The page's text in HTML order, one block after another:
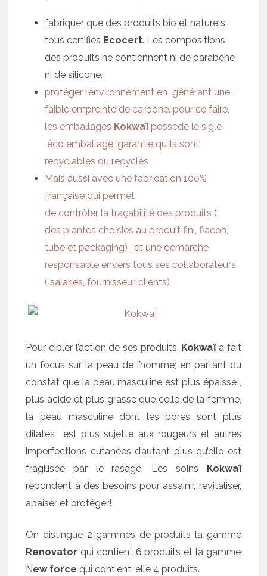
fabriquer que des produits bio et naturels,
tous certifiés Ecocert. Les compositions
des produits ne contiennent ni de parabène
ni de silicone.
protéger l’environnement en générant une
faible empreinte de carbone. pour ce faire,
les emballages Kokwaï possède le sigle
éco emballage, garantie qu’ils sont
recyclables ou recyclés
Mais aussi avec une fabrication 100%
française qui permet
de contrôler la traçabilité des produits (
des plantes choisies au produit fini, flacon,
tube et packaging) , et une démarche
responsable envers tous ses collaborateurs
( salariés, fournisseur, clients)
Pour cibler l’action de ses produits, Kokwaï a fait
un focus sur la peau de l’homme; en partant du
constat que la peau masculine est plus épaisse ,
plus acide et plus grasse que celle de la femme,
la peau masculine dont les pores sont plus
dilatés est plus sujette aux rougeurs et autres
imperfections cutanées d’autant plus qu’elle est
fragilisée par le rasage. Les soins
Kokwaï
répondent à des besoins pour assainir, revitaliser,
apaiser et protéger!
On distingue 2 gammes de produits la gamme
Renovator qui contient 6 produits et la gamme
New force qui contient, elle 4 produits.